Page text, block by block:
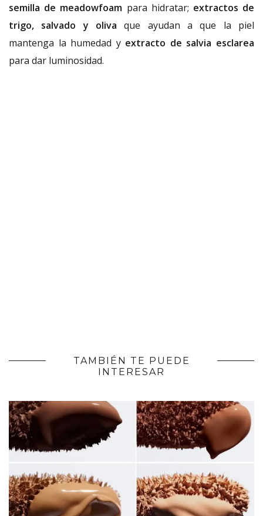
semilla de meadowfoam para hidratar; extractos de
trigo, salvado y olivaque ayudan a que la piel
mantenga la humedad yextracto de salvia esclarea
para dar luminosidad.
TAMBIÉN TE PUEDE
INTERESAR